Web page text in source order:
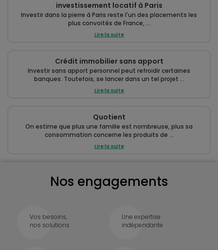
investissement locatif à Paris
Investir dans la pierre à Paris reste l'un des placements les
plus convoités de France, ...
Lire la suite
Crédit immobilier sans apport
Investir sans apport personnel peut refroidir certaines
banques. Toutefois, se lancer dans un tel projet ...
Lire la suite
Quotient
On estime que plus une famille est nombreuse, plus sa
consommation concerne les produits de ...
Lire la suite
Nos engagements
Vos besoins,
nos solutions
Une expertise
indépendante